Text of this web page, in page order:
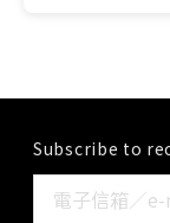
Subscribe to